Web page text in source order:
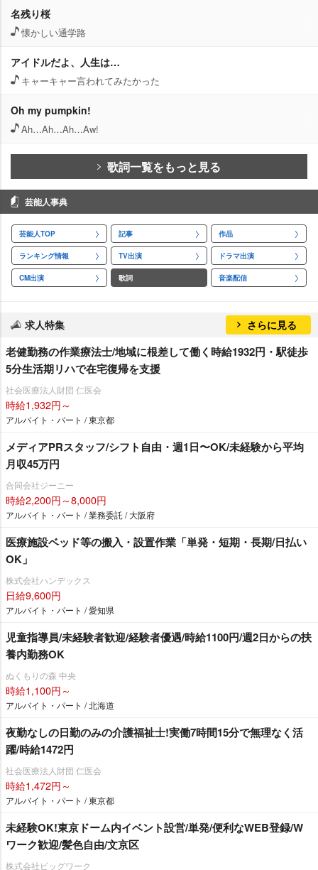
名残り桜
懐かしい通学路
アイドルだよ、人生は…
キャーキャー言われてみたかった
Oh my pumpkin!
Ah…Ah…Ah…Aw!
歌詞一覧をもっと見る
芸能人事典
芸能人TOP 記事 作品
ランキング情報 TV出演 ドラマ出演
CM出演 歌詞 音楽配信
求人特集 さらに見る
老健勤務の作業療法士/地域に根差して働く時給1932円・駅徒歩
5分生活期リハで在宅復帰を支援
社会医療法人財団 仁医会
時給1,932円～
アルバイト・パート / 東京都
メディアPRスタッフ/シフト自由・週1日〜OK/未経験から平均
月収45万円
合同会社ジーニー
時給2,200円～8,000円
アルバイト・パート / 業務委託 / 大阪府
医療施設ベッド等の搬入・設置作業「単発・短期・長期/日払い
OK」
株式会社ハンデックス
日給9,600円
アルバイト・パート / 愛知県
児童指導員/未経験者歓迎/経験者優遇/時給1100円/週2日からの扶
養内勤務OK
ぬくもりの森 中央
時給1,100円～
アルバイト・パート / 北海道
夜勤なしの日勤のみの介護福祉士!実働7時間15分で無理なく活
躍/時給1472円
社会医療法人財団 仁医会
時給1,472円～
アルバイト・パート / 東京都
未経験OK!東京ドーム内イベント設営/単発/便利なWEB登録/W
ワーク歓迎/髪色自由/文京区
株式会社ビッグワーク